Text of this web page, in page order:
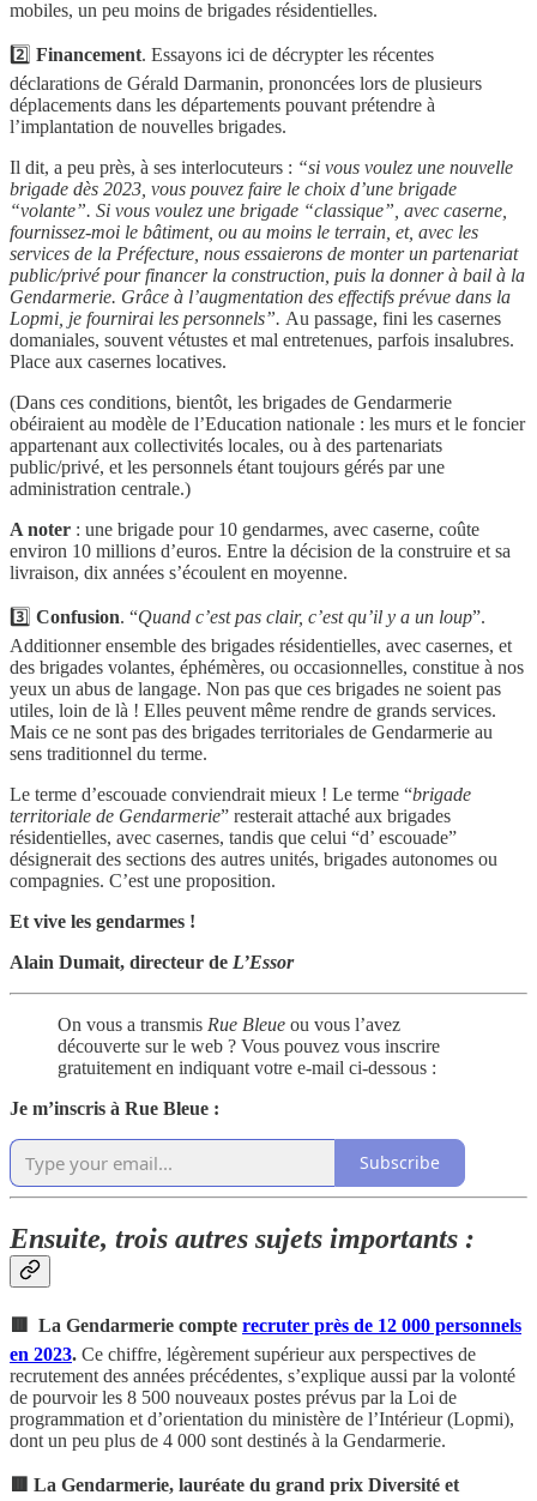
mobiles, un peu moins de brigades résidentielles.
2️⃣ Financement. Essayons ici de décrypter les récentes
déclarations de Gérald Darmanin, prononcées lors de plusieurs
déplacements dans les départements pouvant prétendre à
l’implantation de nouvelles brigades.
Il dit, a peu près, à ses interlocuteurs : “si vous voulez une nouvelle
brigade dès 2023, vous pouvez faire le choix d’une brigade
“volante”. Si vous voulez une brigade “classique”, avec caserne,
fournissez-moi le bâtiment, ou au moins le terrain, et, avec les
services de la Préfecture, nous essaierons de monter un partenariat
public/privé pour financer la construction, puis la donner à bail à la
Gendarmerie. Grâce à l’augmentation des effectifs prévue dans la
Lopmi, je fournirai les personnels”. Au passage, fini les casernes
domaniales, souvent vétustes et mal entretenues, parfois insalubres.
Place aux casernes locatives.
(Dans ces conditions, bientôt, les brigades de Gendarmerie
obéiraient au modèle de l’Education nationale : les murs et le foncier
appartenant aux collectivités locales, ou à des partenariats
public/privé, et les personnels étant toujours gérés par une
administration centrale.)
A noter : une brigade pour 10 gendarmes, avec caserne, coûte
environ 10 millions d’euros. Entre la décision de la construire et sa
livraison, dix années s’écoulent en moyenne.
3️⃣ Confusion. “Quand c’est pas clair, c’est qu’il y a un loup”.
Additionner ensemble des brigades résidentielles, avec casernes, et
des brigades volantes, éphémères, ou occasionnelles, constitue à nos
yeux un abus de langage. Non pas que ces brigades ne soient pas
utiles, loin de là ! Elles peuvent même rendre de grands services.
Mais ce ne sont pas des brigades territoriales de Gendarmerie au
sens traditionnel du terme.
Le terme d’escouade conviendrait mieux ! Le terme “brigade
territoriale de Gendarmerie” resterait attaché aux brigades
résidentielles, avec casernes, tandis que celui “d’ escouade”
désignerait des sections des autres unités, brigades autonomes ou
compagnies. C’est une proposition.
Et vive les gendarmes !
Alain Dumait, directeur de L’Essor
On vous a transmis Rue Bleue ou vous l’avez
découverte sur le web ? Vous pouvez vous inscrire
gratuitement en indiquant votre e-mail ci-dessous :
Je m’inscris à Rue Bleue :
Subscribe
Ensuite, trois autres sujets importants :
🟥 La Gendarmerie compte recruter près de 12 000 personnels
en 2023. Ce chiffre, légèrement supérieur aux perspectives de
recrutement des années précédentes, s’explique aussi par la volonté
de pourvoir les 8 500 nouveaux postes prévus par la Loi de
programmation et d’orientation du ministère de l’Intérieur (Lopmi),
dont un peu plus de 4 000 sont destinés à la Gendarmerie.
🟥 La Gendarmerie, lauréate du grand prix Diversité et